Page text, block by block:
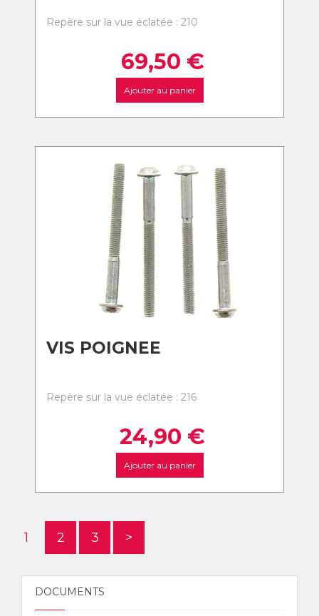
Repère sur la vue éclatée : 210
69,50 €
Ajouter au panier
VIS POIGNEE
Repère sur la vue éclatée : 216
24,90 €
Ajouter au panier
1 2 3 >
DOCUMENTS